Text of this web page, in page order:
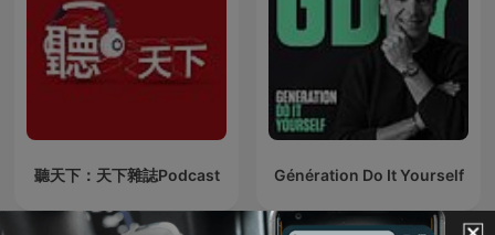
聽天下：天下雜誌Podcast Génération Do It Yourself